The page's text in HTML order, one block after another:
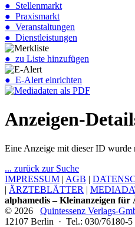
● Stellenmarkt
● Praxismarkt
● Veranstaltungen
● Dienstleistungen
● zu Liste hinzufügen
● E-Alert einrichten
Anzeigen-
Eine Anzeige mit dieser ID wurde
... zurück zur Suche
IMPRESSUM | AGB |
| ÄRZTEBLÄTTER |
alphamedis – Kleinanzeigen
© 2026 Quintessenz Verlags-
12107 Berlin · Tel.: 030/76180-